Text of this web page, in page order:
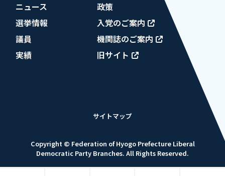
ニュース
選挙情報
議員
実績
政策
入党のご案内
機関誌のご案内
旧サイト
Copyright © Federation of Hyogo Prefecture Liberal
Democratic Party Branches. All Rights Reserved.
サイトマップ